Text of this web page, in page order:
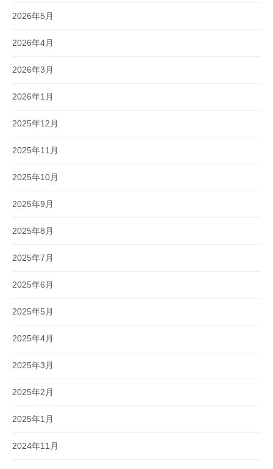
2026年5月
2026年4月
2026年3月
2026年1月
2025年12月
2025年11月
2025年10月
2025年9月
2025年8月
2025年7月
2025年6月
2025年5月
2025年4月
2025年3月
2025年2月
2025年1月
2024年11月